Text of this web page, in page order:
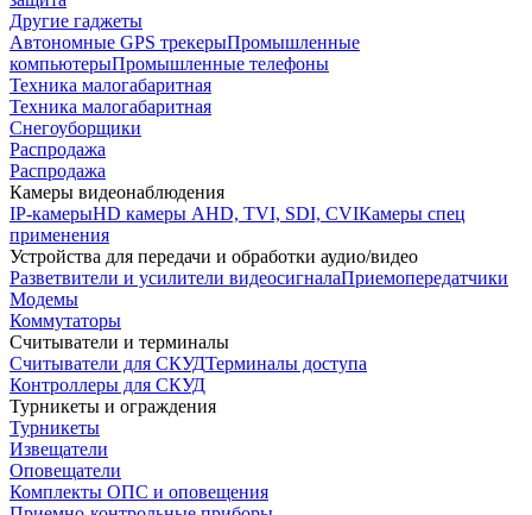
Другие гаджеты
Автономные GPS трекерыПромышленные
компьютерыПромышленные телефоны
Техника малогабаритная
Техника малогабаритная
Снегоуборщики
Распродажа
Распродажа
Камеры видеонаблюдения
IP-камерыHD камеры AHD, TVI, SDI, CVIКамеры спец
применения
Устройства для передачи и обработки аудио/видео
Разветвители и усилители видеосигналаПриемопередатчики
Модемы
Коммутаторы
Считыватели и терминалы
Считыватели для СКУДТерминалы доступа
Контроллеры для СКУД
Турникеты и ограждения
Турникеты
Извещатели
Оповещатели
Комплекты ОПС и оповещения